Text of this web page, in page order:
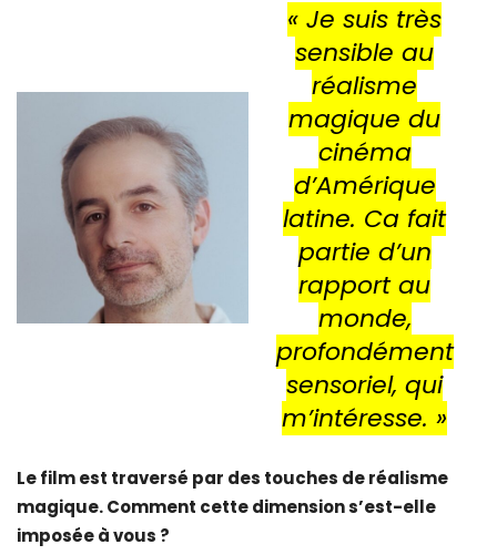
« Je suis très
sensible au
réalisme
magique du
cinéma
d’Amérique
latine. Ca fait
partie d’un
rapport au
monde,
profondément
sensoriel, qui
m’intéresse. »
Le film est traversé par des touches de réalisme
magique. Comment cette dimension s’est-elle
imposée à vous ?